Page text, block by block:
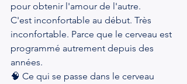
pour obtenir l'amour de l'autre.
C'est inconfortable au début. Très
inconfortable. Parce que le cerveau est
programmé autrement depuis des
années.
🧠 Ce qui se passe dans le cerveau